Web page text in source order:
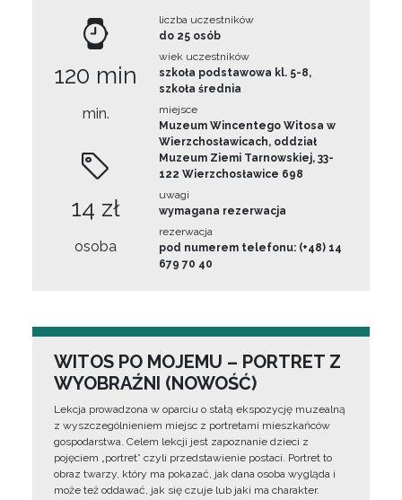
120 min
min.
14 zł
osoba
liczba uczestników
do 25 osób
wiek uczestników
szkoła podstawowa kl. 5-8,
szkoła średnia
miejsce
Muzeum Wincentego Witosa w
Wierzchosławicach, oddział
Muzeum Ziemi Tarnowskiej, 33-
122 Wierzchosławice 698
uwagi
wymagana rezerwacja
rezerwacja
pod numerem telefonu: (+48) 14
679 70 40
WITOS PO MOJEMU – PORTRET Z
WYOBRAŹNI (NOWOŚĆ)
Lekcja prowadzona w oparciu o stałą ekspozycję muzealną
z wyszczególnieniem miejsc z portretami mieszkańców
gospodarstwa. Celem lekcji jest zapoznanie dzieci z
pojęciem „portret” czyli przedstawienie postaci. Portret to
obraz twarzy, który ma pokazać, jak dana osoba wygląda i
może też oddawać, jak się czuje lub jaki ma charakter.